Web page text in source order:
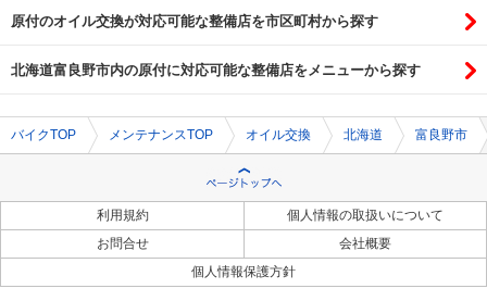
原付のオイル交換が対応可能な整備店を市区町村から探す
北海道富良野市内の原付に対応可能な整備店をメニューから探す
バイクTOP メンテナンスTOP オイル交換 北海道 富良野市
利用規約
個人情報の取扱いについて
お問合せ
会社概要
個人情報保護方針